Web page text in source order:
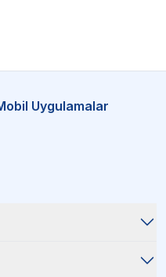
Uygulamalar